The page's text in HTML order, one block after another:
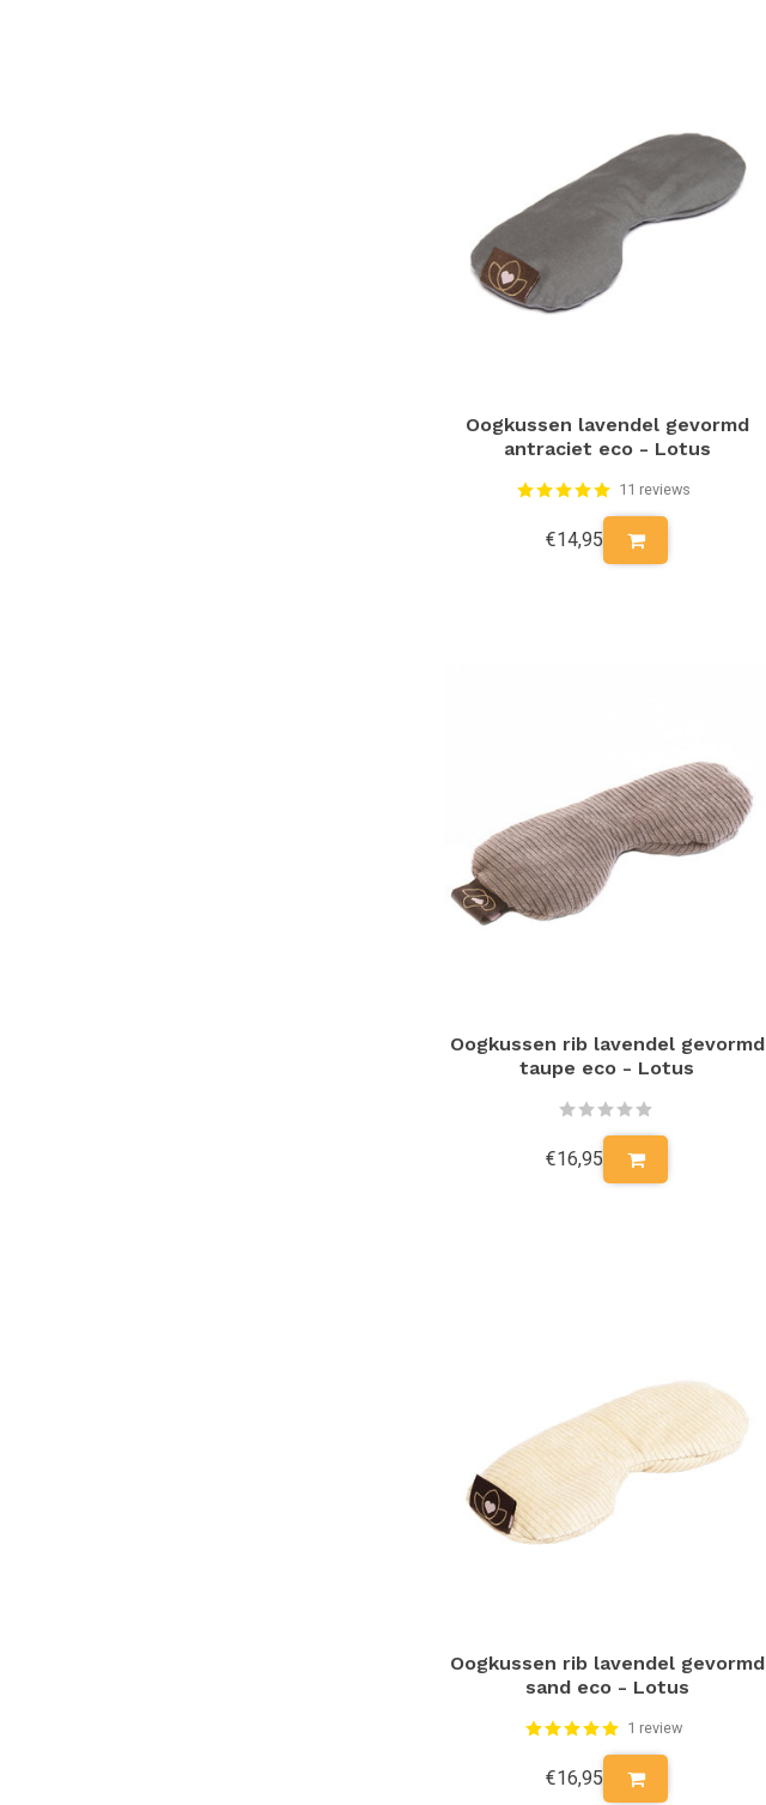
Oogkussen lavendel gevormd
antraciet eco - Lotus
11 reviews
€14,95
Oogkussen rib lavendel gevormd
taupe eco - Lotus
€16,95
Oogkussen rib lavendel gevormd
sand eco - Lotus
1 review
€16,95